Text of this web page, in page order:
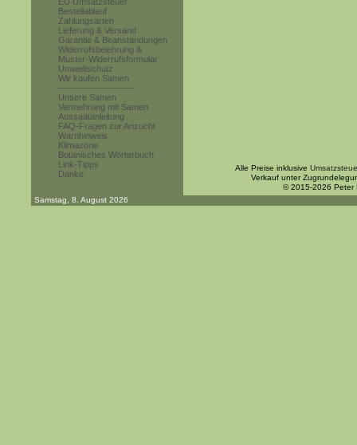
Bestellablauf
Zahlungsarten
Lieferung & Versand
Garantie & Beanstandungen
Widerrufsbelehrung &
Muster-Widerrufsformular
Umweltschutz
Wir kaufen Samen
------------------------
Unsere Samen
Vermehrung mit Samen
Aussaatanleitung
FAQ-Fragen zur Anzucht
Warnhinweis
Klimazone
Botanisches Wörterbuch
Link-Tipps
Danke
Alle Preise inklusive
Verkauf unter
© 2015-2026 Peter
Samstag, 8. August 2026